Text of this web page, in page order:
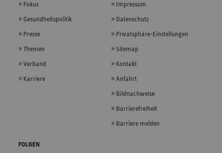
Fokus
Gesundheitspolitik
Presse
Themen
Verband
Karriere
Impressum
Datenschutz
Privatsphäre-Einstellungen
Sitemap
Kontakt
Anfahrt
Bildnachweise
Barrierefreiheit
Barriere melden
FOLGEN